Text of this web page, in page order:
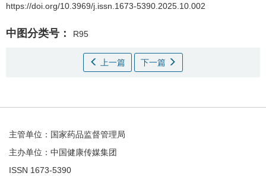
https://doi.org/10.3969/j.issn.1673-5390.2025.10.002
中图分类号： R95
上一篇 下一篇
主管单位：国家药品监督管理局
主办单位：中国健康传媒集团
ISSN 1673-5390